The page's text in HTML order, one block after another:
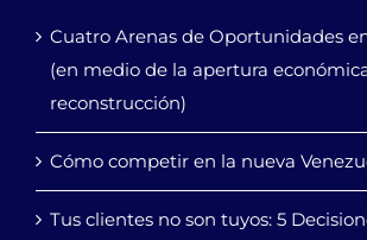
Cuatro Arenas de Oportunidades
(en medio de la apertura
reconstrucción)
Cómo competir en la nueva
Tus clientes no son tuyos: 5